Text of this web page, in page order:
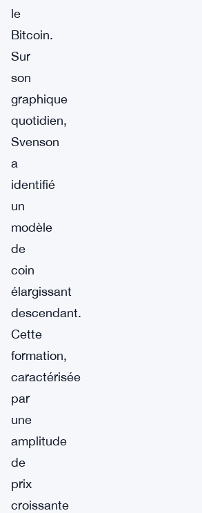
le
Bitcoin.
Sur
son
graphique
quotidien,
Svenson
a
identifié
un
modèle
de
coin
élargissant
descendant.
Cette
formation,
caractérisée
par
une
amplitude
de
prix
croissante